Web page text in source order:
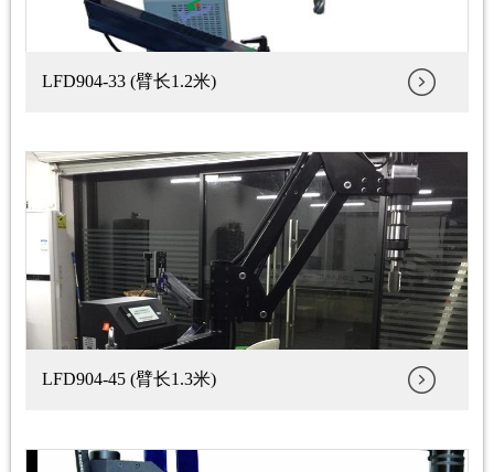
LFD904-33 (臂长1.2米)
LFD904-45 (臂长1.3米)